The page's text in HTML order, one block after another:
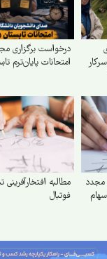
درخواست برگزاری مجازی
امتحانات پایان‌ترم تابستان ۱۴۰۵
مطالبه افتخارآفرینی تیم ملی
فوتبال